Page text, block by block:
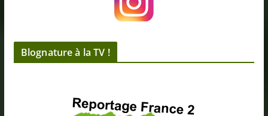
Blognature à la TV !